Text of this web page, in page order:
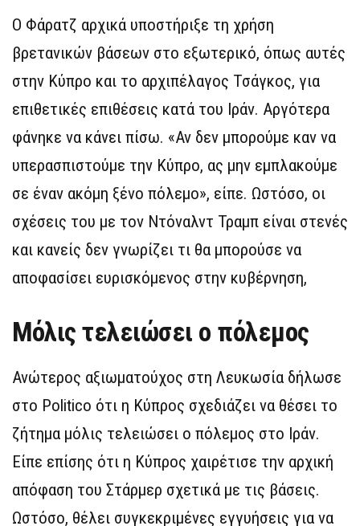
Ο Φάρατζ αρχικά υποστήριξε τη χρήση
βρετανικών βάσεων στο εξωτερικό, όπως αυτές
στην Κύπρο και το αρχιπέλαγος Τσάγκος, για
επιθετικές επιθέσεις κατά του Ιράν. Αργότερα
φάνηκε να κάνει πίσω. «Αν δεν μπορούμε καν να
υπερασπιστούμε την Κύπρο, ας μην εμπλακούμε
σε έναν ακόμη ξένο πόλεμο», είπε. Ωστόσο, οι
σχέσεις του με τον Ντόναλντ Τραμπ είναι στενές
και κανείς δεν γνωρίζει τι θα μπορούσε να
αποφασίσει ευρισκόμενος στην κυβέρνηση,
Μόλις τελειώσει ο πόλεμος
Ανώτερος αξιωματούχος στη Λευκωσία δήλωσε
στο Politico ότι η Κύπρος σχεδιάζει να θέσει το
ζήτημα μόλις τελειώσει ο πόλεμος στο Ιράν.
Είπε επίσης ότι η Κύπρος χαιρέτισε την αρχική
απόφαση του Στάρμερ σχετικά με τις βάσεις.
Ωστόσο, θέλει συγκεκριμένες εγγυήσεις για να